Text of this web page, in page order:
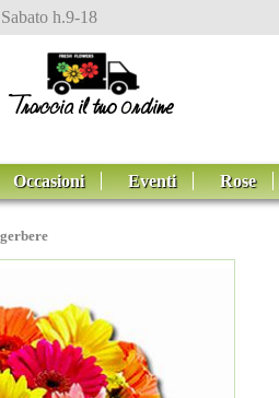
h.9-18
Occasioni Eventi Rose